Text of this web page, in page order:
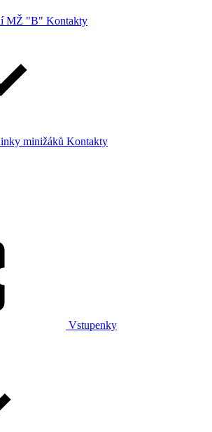
MŽ "B" Kontakty
minižáků Kontakty
Vstupenky